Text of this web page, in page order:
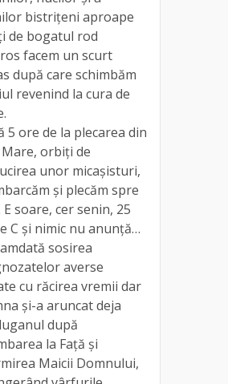
bistrițeni aproape
de bogatul rod
facem un scurt
după care schimbăm
revenind la cura de
5 ore de la plecarea din
Mare, orbiți de
unor micașisturi,
și plecăm spre
E soare, cer senin, 25
C și nimic nu anunță…
sosirea
averse
cu răcirea vremii dar
și-a aruncat deja
după
la Față și
Maicii Domnului,